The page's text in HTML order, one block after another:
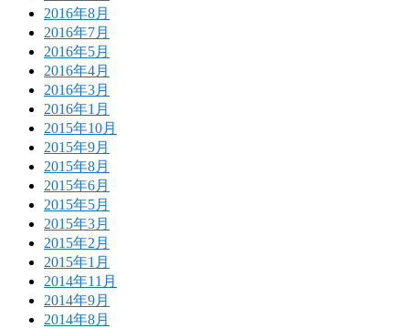
2016年8月
2016年7月
2016年5月
2016年4月
2016年3月
2016年1月
2015年10月
2015年9月
2015年8月
2015年6月
2015年5月
2015年3月
2015年2月
2015年1月
2014年11月
2014年9月
2014年8月